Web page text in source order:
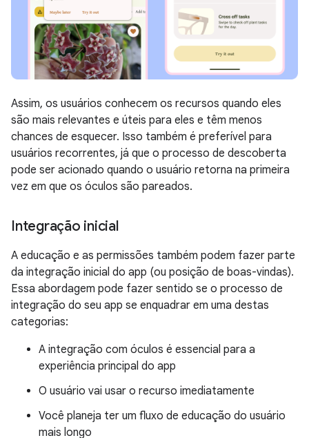
Assim, os usuários conhecem os recursos quando eles
são mais relevantes e úteis para eles e têm menos
chances de esquecer. Isso também é preferível para
usuários recorrentes, já que o processo de descoberta
pode ser acionado quando o usuário retorna na primeira
vez em que os óculos são pareados.
Integração inicial
A educação e as permissões também podem fazer parte
da integração inicial do app (ou posição de boas-vindas).
Essa abordagem pode fazer sentido se o processo de
integração do seu app se enquadrar em uma destas
categorias:
A integração com óculos é essencial para a
experiência principal do app
O usuário vai usar o recurso imediatamente
Você planeja ter um fluxo de educação do usuário
mais longo